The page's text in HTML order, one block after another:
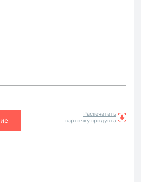
Распечатать
карточку продукта